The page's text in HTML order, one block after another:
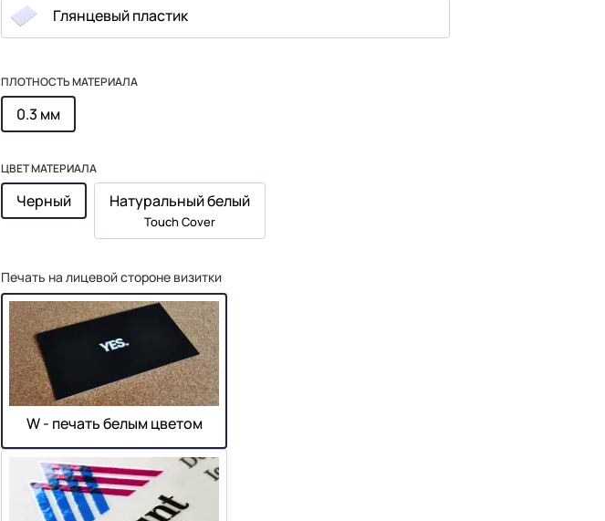
Глянцевый пластик
ПЛОТНОСТЬ МАТЕРИАЛА
0.3 мм
ЦВЕТ МАТЕРИАЛА
Черный Натуральный белый
Touch Cover
Печать на лицевой стороне визитки
W - печать белым цветом